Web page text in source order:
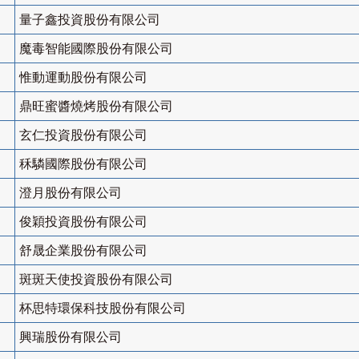
量子鑫投資股份有限公司
魔毒智能國際股份有限公司
惟動運動股份有限公司
鼎旺蜜醬燒烤股份有限公司
玄仁投資股份有限公司
秝驎國際股份有限公司
澄月股份有限公司
俊穎投資股份有限公司
舒晟企業股份有限公司
斑斑天使投資股份有限公司
杯思特環保科技股份有限公司
興瑞股份有限公司